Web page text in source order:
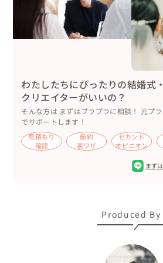
僕が大切にしているのは、ポーズを
しい時間を過ごしている自然体な姿
ネイチャーガイドの経験を活かし、
せて寄り道しながらベストな場所へ
このバリエーションの豊富さは、他
だと思っています。
▷衣装とアイテムについて
・ご新郎　打ち合わせでご提案した
トを合わせたカジュアルスタイル。
・アイテム　おふたりにご準備いた
ングラス、バルーン。これらも打ち
を共有し、おふたりに合うものを選
わたしたちにぴったりの結婚式
クリエイターがいいの？
そんな方は まずはブラプラに相談！ 元プ
でサポートします！
見積もり
確認
節約
裏ワザ
セカンド
オピニオン
まずは
Produced By